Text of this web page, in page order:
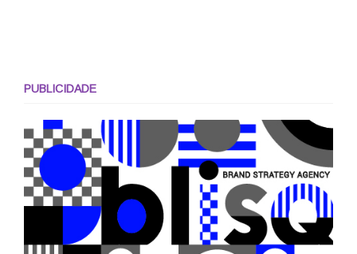
PUBLICIDADE